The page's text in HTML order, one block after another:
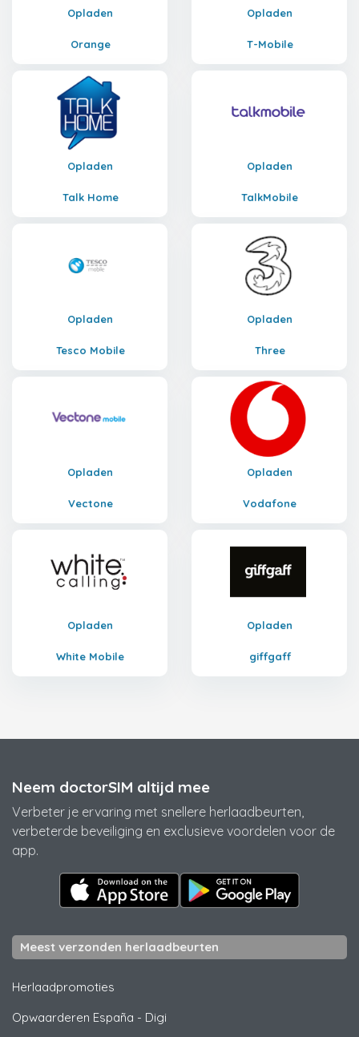
Opladen
Orange
Opladen
T-Mobile
Opladen
Talk Home
Opladen
TalkMobile
Opladen
Tesco Mobile
Opladen
Three
Opladen
Vectone
Opladen
Vodafone
Opladen
White Mobile
Opladen
giffgaff
Neem doctorSIM altijd mee
Verbeter je ervaring met snellere herlaadbeurten,
verbeterde beveiliging en exclusieve voordelen voor de
app.
Meest verzonden herlaadbeurten
Herlaadpromoties
Opwaarderen España - Digi